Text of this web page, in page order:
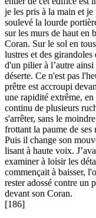
je les pris à la main et je
soulevé la lourde
sur les murs de haut en
Coran. Sur le sol en
lustres et des
d'un pilier à l’autre
déserte. Ce n'est pas
prêtre est accroupi
une rapidité extrême,
continu de plusieurs
s'arrêter, sans le
frottant la paume de ses
Puis il change son
lisant à haute voix.
examiner à loisir les
commençait à baisser,
rester adossé contre un
devant son Coran.
[186]